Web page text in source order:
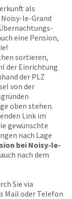
als
le-Grand
eine Pension,
sortieren,
der Einrichtung
der PLZ
von der
oben stehen.
Link im
gewünschte
nach Lage
bei Noisy-le-
nach dem
Sie via
Mail oder Telefon